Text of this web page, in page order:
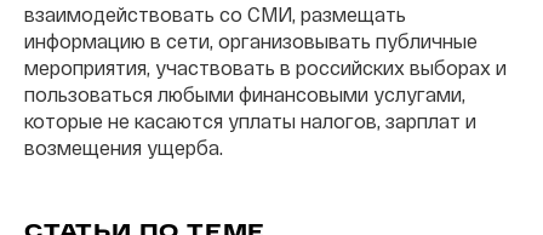
взаимодействовать со СМИ, размещать
информацию в сети, организовывать публичные
мероприятия, участвовать в российских выборах и
пользоваться любыми финансовыми услугами,
которые не касаются уплаты налогов, зарплат и
возмещения ущерба.